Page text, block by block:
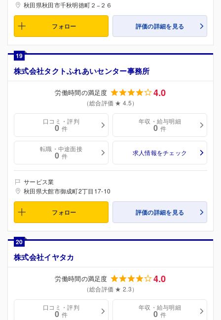
秋田県秋田市千秋明徳町２−２６
フォロー 評価の詳細を見る
19
株式会社タクトふれあいセンター事務所
労働時間の満足度 4.0
（総合評価 ★ 4.5）
口コミ・評判
0 件
年収・給与明細
0 件
転職・中途面接
0 件 求人情報をチェック
サービス業
秋田県大館市御成町2丁目17-10
フォロー 評価の詳細を見る
20
株式会社イヤタカ
労働時間の満足度 4.0
（総合評価 ★ 2.3）
口コミ・評判
0 件
年収・給与明細
0 件